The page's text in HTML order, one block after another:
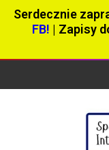
Serdecznie
FB! | Zapisy